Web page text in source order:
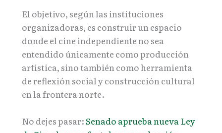
El objetivo, según las instituciones
organizadoras, es construir un espacio
donde el cine independiente no sea
entendido únicamente como producción
artística, sino también como herramienta
de reflexión social y construcción cultural
en la frontera norte.
No dejes pasar:Senado aprueba nueva Ley